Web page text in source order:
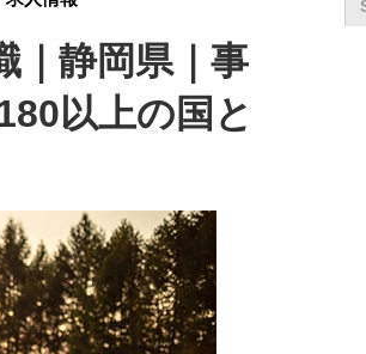
｜静岡県｜事
以上の国と